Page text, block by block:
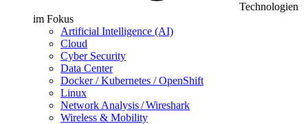
Technologien
im Fokus
Artificial Intelligence (AI)
Cloud
Cyber Security
Data Center
Docker / Kubernetes / OpenShift
Linux
Network Analysis / Wireshark
Wireless & Mobility